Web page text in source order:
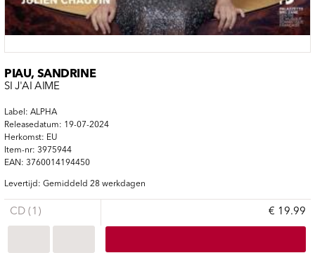
PIAU, SANDRINE
SI J'AI AIME
Label: ALPHA
Releasedatum: 19-07-2024
Herkomst: EU
Item-nr: 3975944
EAN: 3760014194450
Levertijd: Gemiddeld 28 werkdagen
CD (1) € 19.99